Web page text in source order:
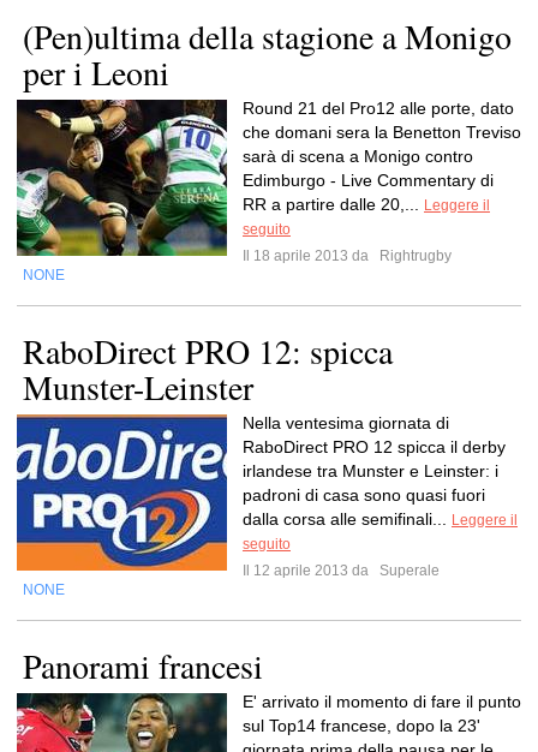
(Pen)ultima della stagione a Monigo
per i Leoni
Round 21 del Pro12 alle porte, dato
che domani sera la Benetton Treviso
sarà di scena a Monigo contro
Edimburgo - Live Commentary di
RR a partire dalle 20,...
Leggere il
seguito
Il 18 aprile 2013 da
Rightrugby
NONE
RaboDirect PRO 12: spicca
Munster-Leinster
Nella ventesima giornata di
RaboDirect PRO 12 spicca il derby
irlandese tra Munster e Leinster: i
padroni di casa sono quasi fuori
dalla corsa alle semifinali...
Leggere il
seguito
Il 12 aprile 2013 da
Superale
NONE
Panorami francesi
E' arrivato il momento di fare il punto
sul Top14 francese, dopo la 23'